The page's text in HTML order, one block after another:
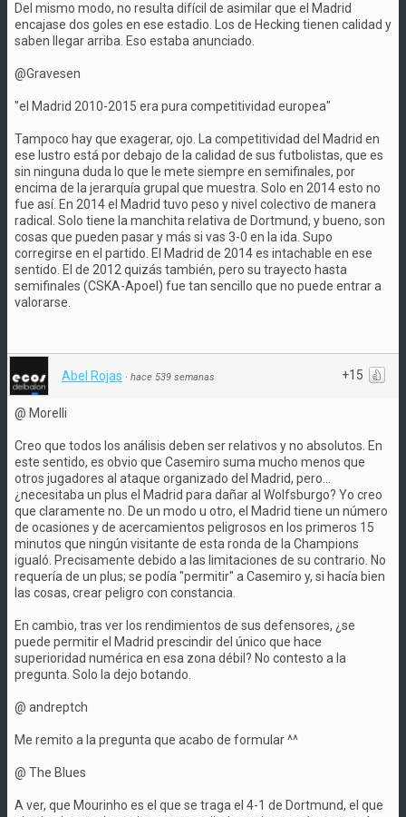
Del mismo modo, no resulta difícil de asimilar que el Madrid
encajase dos goles en ese estadio. Los de Hecking tienen calidad y
saben llegar arriba. Eso estaba anunciado.
@Gravesen
"el Madrid 2010-2015 era pura competitividad europea"
Tampoco hay que exagerar, ojo. La competitividad del Madrid en
ese lustro está por debajo de la calidad de sus futbolistas, que es
sin ninguna duda lo que le mete siempre en semifinales, por
encima de la jerarquía grupal que muestra. Solo en 2014 esto no
fue así. En 2014 el Madrid tuvo peso y nivel colectivo de manera
radical. Solo tiene la manchita relativa de Dortmund, y bueno, son
cosas que pueden pasar y más si vas 3-0 en la ida. Supo
corregirse en el partido. El Madrid de 2014 es intachable en ese
sentido. El de 2012 quizás también, pero su trayecto hasta
semifinales (CSKA-Apoel) fue tan sencillo que no puede entrar a
valorarse.
+15
Abel Rojas · hace 539 semanas
@ Morelli
Creo que todos los análisis deben ser relativos y no absolutos. En
este sentido, es obvio que Casemiro suma mucho menos que
otros jugadores al ataque organizado del Madrid, pero...
¿necesitaba un plus el Madrid para dañar al Wolfsburgo? Yo creo
que claramente no. De un modo u otro, el Madrid tiene un número
de ocasiones y de acercamientos peligrosos en los primeros 15
minutos que ningún visitante de esta ronda de la Champions
igualó. Precisamente debido a las limitaciones de su contrario. No
requería de un plus; se podía "permitir" a Casemiro y, si hacía bien
las cosas, crear peligro con constancia.
En cambio, tras ver los rendimientos de sus defensores, ¿se
puede permitir el Madrid prescindir del único que hace
superioridad numérica en esa zona débil? No contesto a la
pregunta. Solo la dejo botando.
@ andreptch
Me remito a la pregunta que acabo de formular ^^
@ The Blues
A ver, que Mourinho es el que se traga el 4-1 de Dortmund, el que